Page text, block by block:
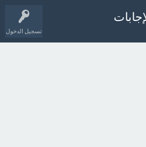
تسجيل الدخول